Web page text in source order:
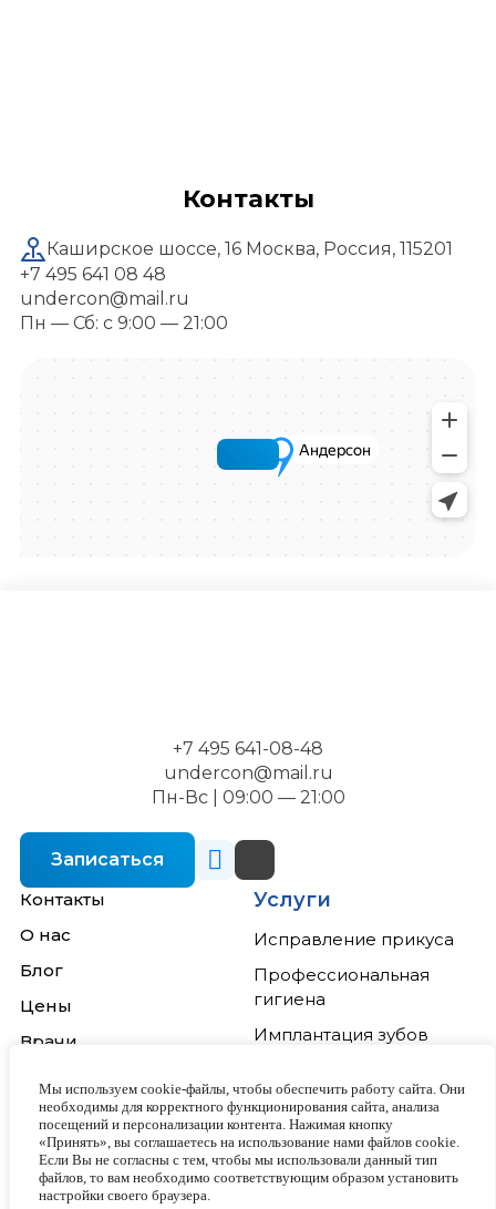
Мы используем cookie-файлы, чтобы обеспечить работу сайта. Они
необходимы для корректного функционирования сайта, анализа
посещений и персонализации контента. Нажимая кнопку
«Принять», вы соглашаетесь на использование нами файлов cookie.
Если Вы не согласны с тем, чтобы мы использовали данный тип
файлов, то вам необходимо соответствующим образом установить
настройки своего браузера.
Контакты
Каширское шоссе, 16 Москва, Россия, 115201
+7 495 641 08 48
undercon@mail.ru
Пн — Сб: с 9:00 — 21:00
+7 495 641-08-48
undercon@mail.ru
Пн-Вс | 09:00 — 21:00
Контакты
О нас
Блог
Цены
Врачи
Услуги
Исправление прикуса
Профессиональная
гигиена
Имплантация зубов
Лечение зубов
Виниры
Записаться